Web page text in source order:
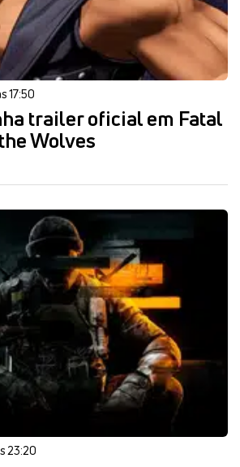
17:50
trailer oficial em Fatal
Wolves
23:20